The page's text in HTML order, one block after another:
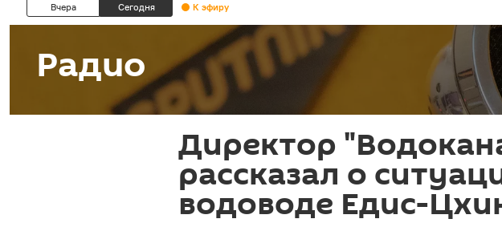
Вчера Сегодня К эфиру
Радио
Директор
рассказал о
водоводе Едис-